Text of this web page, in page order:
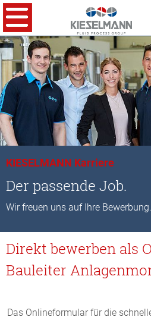
KIESELMANN Karriere
Der passende Job.
Wir freuen uns auf Ihre Bewerbung.
Direkt bewerben als
Bauleiter
Das Onlineformular für die